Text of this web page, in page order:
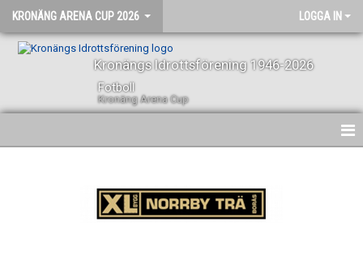
KRONÄNG ARENA CUP 2026 LOGGA IN
Kronängs Idrottsförening 1946-2026
Fotboll
Kronäng Arena Cup